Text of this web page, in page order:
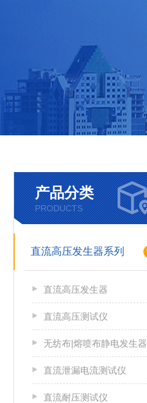
产品分类
PRODUCTS
直流高压发生器系列
直流高压发生器
直流高压测试仪
无纺布|熔喷布静电发生器
直流泄漏电流测试仪
直流耐压测试仪